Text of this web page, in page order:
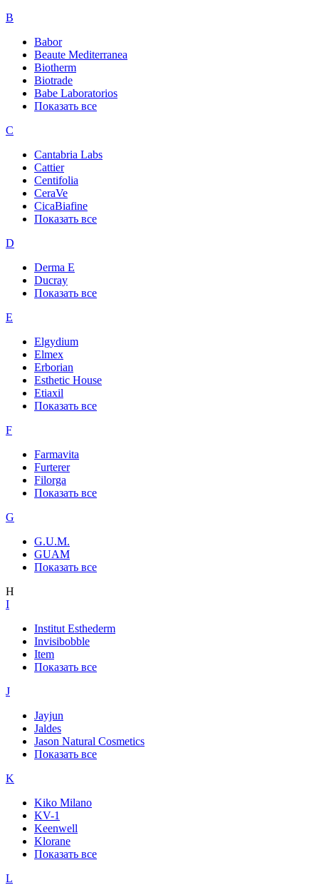
B
Babor
Beaute Mediterranea
Biotherm
Biotrade
Babe Laboratorios
Показать все
C
Cantabria Labs
Cattier
Centifolia
CeraVe
CicaBiafine
Показать все
D
Derma E
Ducray
Показать все
E
Elgydium
Elmex
Erborian
Esthetic House
Etiaxil
Показать все
F
Farmavita
Furterer
Filorga
Показать все
G
G.U.M.
GUAM
Показать все
H
I
Institut Esthederm
Invisibobble
Item
Показать все
J
Jayjun
Jaldes
Jason Natural Cosmetics
Показать все
K
Kiko Milano
KV-1
Keenwell
Klorane
Показать все
L